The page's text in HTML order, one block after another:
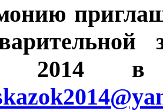
2014 в